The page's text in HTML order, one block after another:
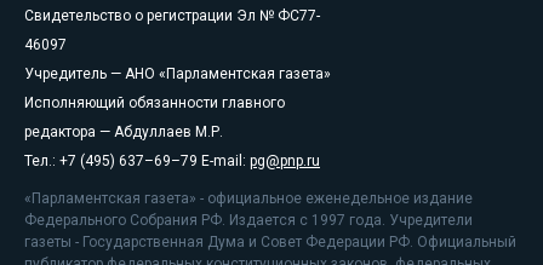
Свидетельство о регистрации Эл № ФС77-
46097
Учредитель — АНО «Парламентская газета»
Исполняющий обязанности главного
редактора — Абдуллаев М.Р.
Тел.: +7 (495) 637–69–79 E-mail: pg@pnp.ru
«Парламентская газета» - официальное еженедельное издание
Федерального Собрания РФ. Издается с 1997 года. Учредители
газеты - Государственная Дума и Совет Федерации РФ. Официальный